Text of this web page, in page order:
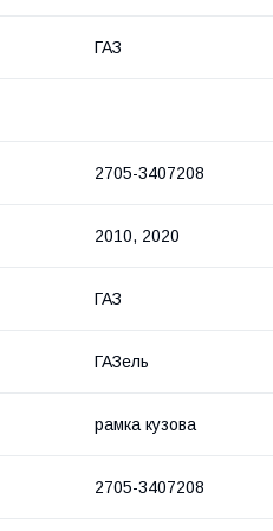
ГАЗ
2705-3407208
2010, 2020
ГАЗ
ГАЗель
рамка кузова
2705-3407208